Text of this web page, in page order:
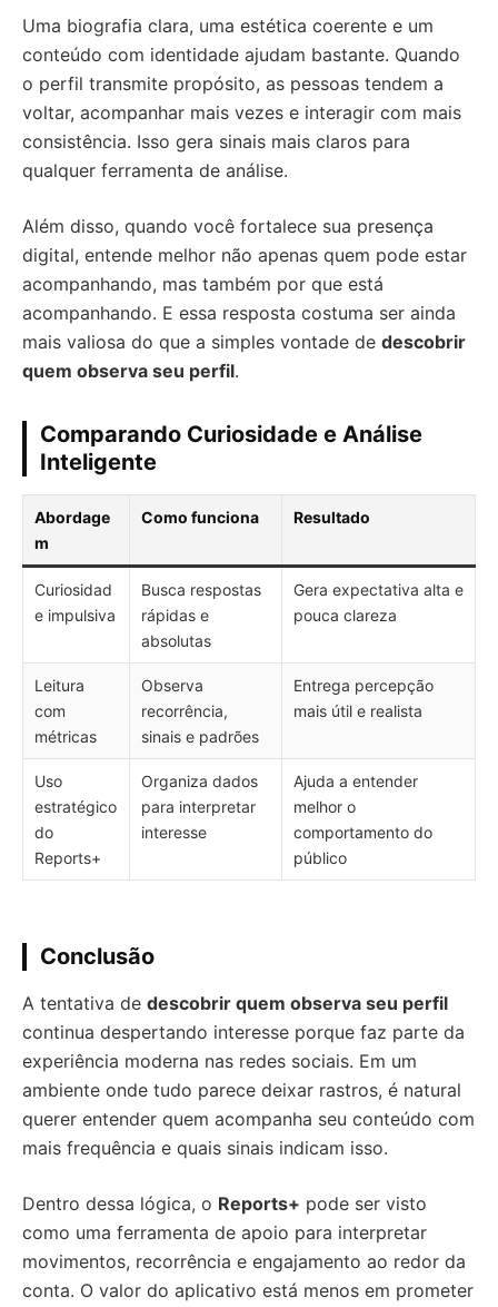
Uma biografia clara, uma estética coerente e um
conteúdo com identidade ajudam bastante. Quando
o perfil transmite propósito, as pessoas tendem a
voltar, acompanhar mais vezes e interagir com mais
consistência. Isso gera sinais mais claros para
qualquer ferramenta de análise.
Além disso, quando você fortalece sua presença
digital, entende melhor não apenas quem pode estar
acompanhando, mas também por que está
acompanhando. E essa resposta costuma ser ainda
mais valiosa do que a simples vontade de descobrir
quem observa seu perfil.
Comparando Curiosidade e Análise
Inteligente
Abordage
m
Como funciona Resultado
Curiosidad
e impulsiva
Busca respostas
rápidas e
absolutas
Gera expectativa alta e
pouca clareza
Leitura
com
métricas
Observa
recorrência,
sinais e padrões
Entrega percepção
mais útil e realista
Uso
estratégico
do
Reports+
Organiza dados
para interpretar
interesse
Ajuda a entender
melhor o
comportamento do
público
Conclusão
A tentativa de descobrir quem observa seu perfil
continua despertando interesse porque faz parte da
experiência moderna nas redes sociais. Em um
ambiente onde tudo parece deixar rastros, é natural
querer entender quem acompanha seu conteúdo com
mais frequência e quais sinais indicam isso.
Dentro dessa lógica, o Reports+ pode ser visto
como uma ferramenta de apoio para interpretar
movimentos, recorrência e engajamento ao redor da
conta. O valor do aplicativo está menos em prometer